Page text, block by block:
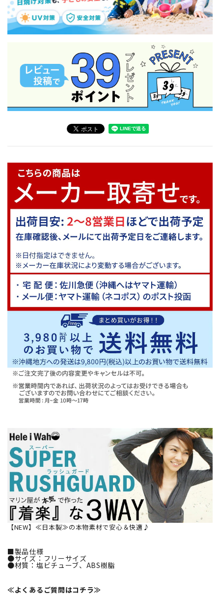
【NEW】≪日本製≫の本物素材で安心＆快適♪
■製品仕様
●サイズ：フリーサイズ
●材質：塩ビチューブ、ABS樹脂
≪よくあるご質問はコチラ≫